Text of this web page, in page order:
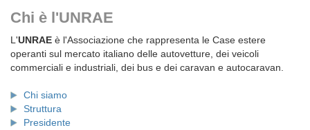
Chi è l'UNRAE
L'UNRAE è l'Associazione che rappresenta le Case estere
operanti sul mercato italiano delle autovetture, dei veicoli
commerciali e industriali, dei bus e dei caravan e autocaravan.
Chi siamo
Struttura
Presidente